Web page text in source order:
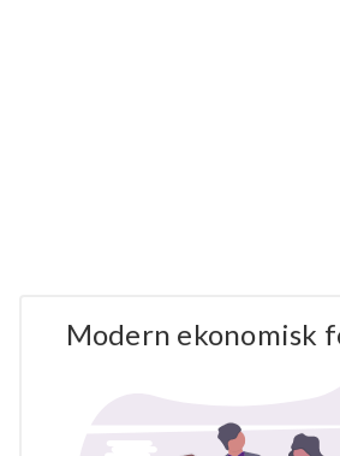
Modern ekonomisk